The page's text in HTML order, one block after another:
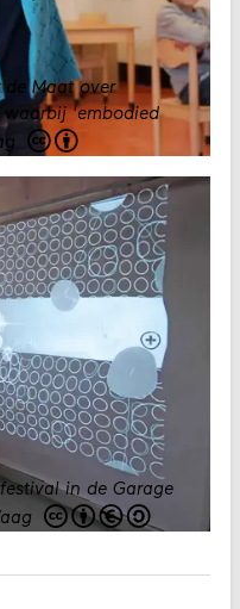
Maat over
waarbij 'embodied
in de Garage